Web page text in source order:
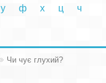
у ф х ц ч
Чи чує глухий?